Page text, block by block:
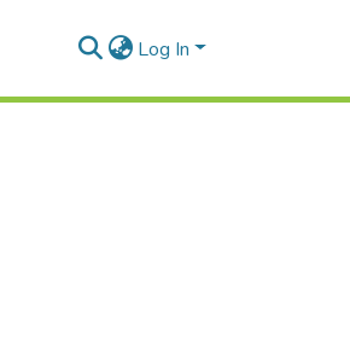
Log In